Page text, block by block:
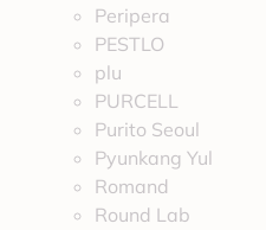
Peripera
PESTLO
plu
PURCELL
Purito Seoul
Pyunkang Yul
Romand
Round Lab